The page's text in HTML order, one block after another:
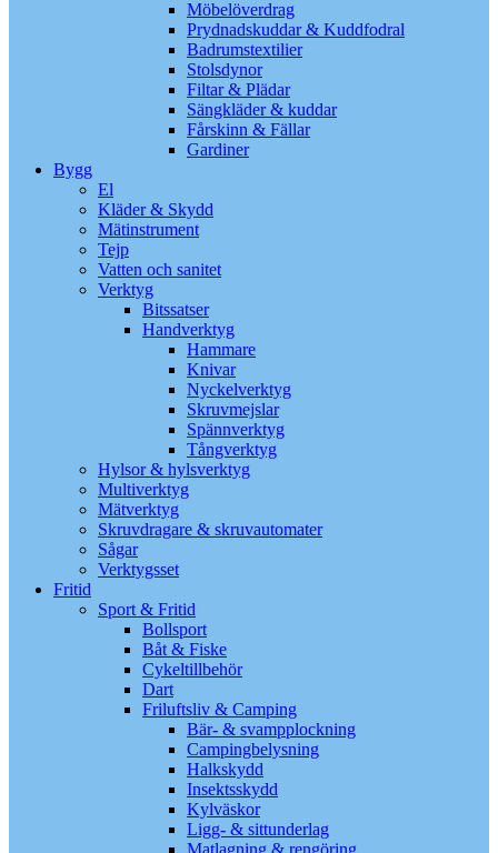
Möbelöverdrag
Prydnadskuddar & Kuddfodral
Badrumstextilier
Stolsdynor
Filtar & Plädar
Sängkläder & kuddar
Fårskinn & Fällar
Gardiner
Bygg
El
Kläder & Skydd
Mätinstrument
Tejp
Vatten och sanitet
Verktyg
Bitssatser
Handverktyg
Hammare
Knivar
Nyckelverktyg
Skruvmejslar
Spännverktyg
Tångverktyg
Hylsor & hylsverktyg
Multiverktyg
Mätverktyg
Skruvdragare & skruvautomater
Sågar
Verktygsset
Fritid
Sport & Fritid
Bollsport
Båt & Fiske
Cykeltillbehör
Dart
Friluftsliv & Camping
Bär- & svampplockning
Campingbelysning
Halkskydd
Insektsskydd
Kylväskor
Ligg- & sittunderlag
Matlagning & rengöring